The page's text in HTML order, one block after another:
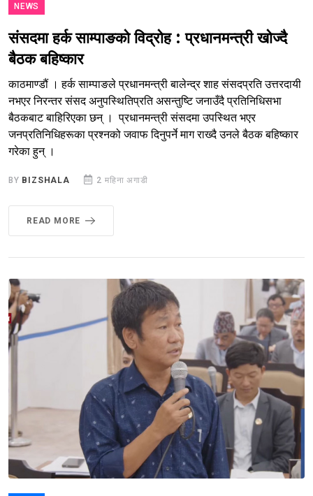
NEWS
संसदमा हर्क साम्पाङको विद्रोह : प्रधानमन्त्री खोज्दै
बैठक बहिष्कार
काठमाण्डौं । हर्क साम्पाङले प्रधानमन्त्री बालेन्द्र शाह संसदप्रति उत्तरदायी
नभएर निरन्तर संसद अनुपस्थितिप्रति असन्तुष्टि जनाउँदै प्रतिनिधिसभा
बैठकबाट बाहिरिएका छन् । प्रधानमन्त्री संसदमा उपस्थित भएर
जनप्रतिनिधिहरूका प्रश्नको जवाफ दिनुपर्ने माग राख्दै उनले बैठक बहिष्कार
गरेका हुन् ।
BY BIZSHALA 2 महिना अगाडी
READ MORE